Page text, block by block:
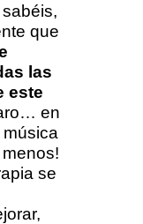
que
las
este
en
se